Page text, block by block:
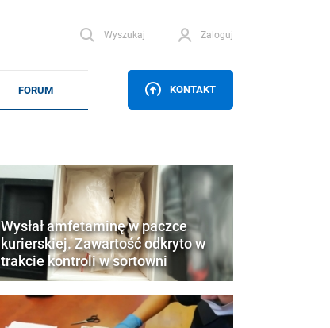
Wyszukaj Zaloguj
KONTAKT
Wysłał amfetaminę w paczce
kurierskiej. Zawartość odkryto w
trakcie kontroli w sortowni